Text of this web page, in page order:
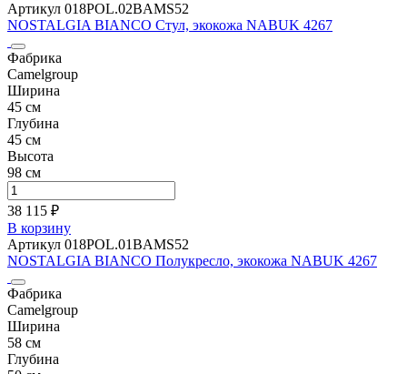
Артикул 018POL.02BAMS52
NOSTALGIA BIANCO Стул, экокожа NABUK 4267
Фабрика
Camelgroup
Ширина
45 см
Глубина
45 см
Высота
98 см
38 115 ₽
В корзину
Артикул 018POL.01BAMS52
NOSTALGIA BIANCO Полукресло, экокожа NABUK 4267
Фабрика
Camelgroup
Ширина
58 см
Глубина